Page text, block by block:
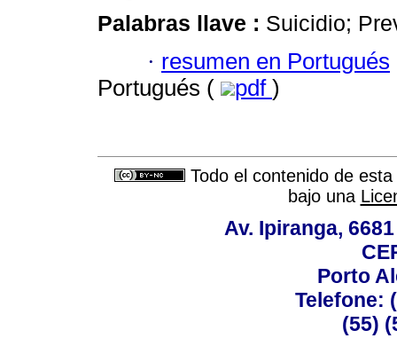
Palabras llave : Suicidio;
· resumen en Portugués
Portugués (
pdf )
Todo el contenido de
bajo una
Av. Ipiranga,
Porto
Telefone:
(55)